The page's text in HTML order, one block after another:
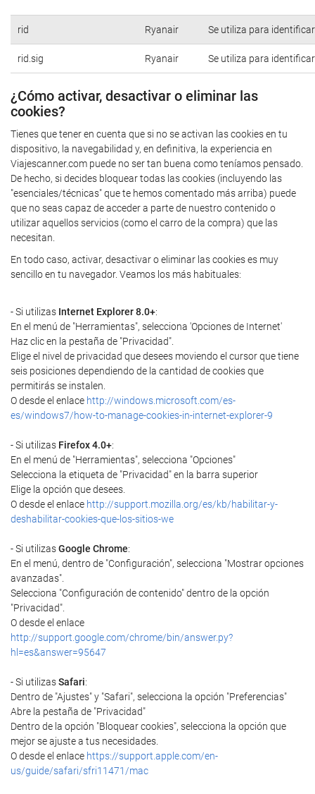
rid Ryanair Se utiliza para
rid.sig Ryanair Se utiliza para
¿Cómo activar, desactivar o eliminar las
cookies?
Tienes que tener en cuenta que si no se activan las cookies en tu
dispositivo, la navegabilidad y, en definitiva, la experiencia en
Viajescanner.com puede no ser tan buena como teníamos pensado.
De hecho, si decides bloquear todas las cookies (incluyendo las
"esenciales/técnicas" que te hemos comentado más arriba) puede
que no seas capaz de acceder a parte de nuestro contenido o
utilizar aquellos servicios (como el carro de la compra) que las
necesitan.
En todo caso, activar, desactivar o eliminar las cookies es muy
sencillo en tu navegador. Veamos los más habituales:
- Si utilizas Internet Explorer 8.0+:
En el menú de "Herramientas", selecciona 'Opciones de Internet'
Haz clic en la pestaña de "Privacidad".
Elige el nivel de privacidad que desees moviendo el cursor que tiene
seis posiciones dependiendo de la cantidad de cookies que
permitirás se instalen.
O desde el enlace http://windows.microsoft.com/es-
es/windows7/how-to-manage-cookies-in-internet-explorer-9
- Si utilizas Firefox 4.0+:
En el menú de "Herramientas", selecciona "Opciones"
Selecciona la etiqueta de "Privacidad" en la barra superior
Elige la opción que desees.
O desde el enlace http://support.mozilla.org/es/kb/habilitar-y-
deshabilitar-cookies-que-los-sitios-we
- Si utilizasGoogle Chrome:
En el menú, dentro de "Configuración", selecciona "Mostrar opciones
avanzadas".
Selecciona "Configuración de contenido" dentro de la opción
"Privacidad".
O desde el enlace
http://support.google.com/chrome/bin/answer.py?
hl=es&answer=95647
- Si utilizasSafari:
Dentro de "Ajustes" y "Safari", selecciona la opción "Preferencias"
Abre la pestaña de "Privacidad"
Dentro de la opción "Bloquear cookies", selecciona la opción que
mejor se ajuste a tus necesidades.
O desde el enlace https://support.apple.com/en-
us/guide/safari/sfri11471/mac